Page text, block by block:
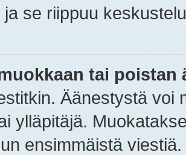
ja se riippuu
tai poistan
Äänestystä voi
ylläpitäjä.
ensimmäistä